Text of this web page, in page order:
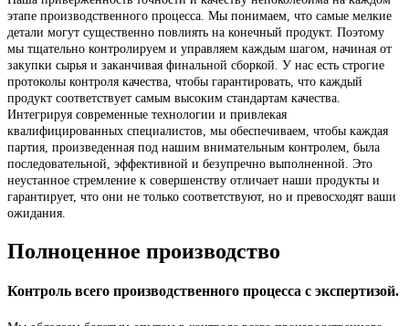
этапе производственного процесса. Мы понимаем, что самые мелкие
детали могут существенно повлиять на конечный продукт. Поэтому
мы тщательно контролируем и управляем каждым шагом, начиная от
закупки сырья и заканчивая финальной сборкой. У нас есть строгие
протоколы контроля качества, чтобы гарантировать, что каждый
продукт соответствует самым высоким стандартам качества.
Интегрируя современные технологии и привлекая
квалифицированных специалистов, мы обеспечиваем, чтобы каждая
партия, произведенная под нашим внимательным контролем, была
последовательной, эффективной и безупречно выполненной. Это
неустанное стремление к совершенству отличает наши продукты и
гарантирует, что они не только соответствуют, но и превосходят ваши
ожидания.
Полноценное производство
Контроль всего производственного процесса с экспертизой.